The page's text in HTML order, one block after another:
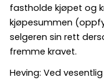
fastholde kjøpet og
kjøpesummen
selgeren sin rett
fremme kravet.
Heving: Ved